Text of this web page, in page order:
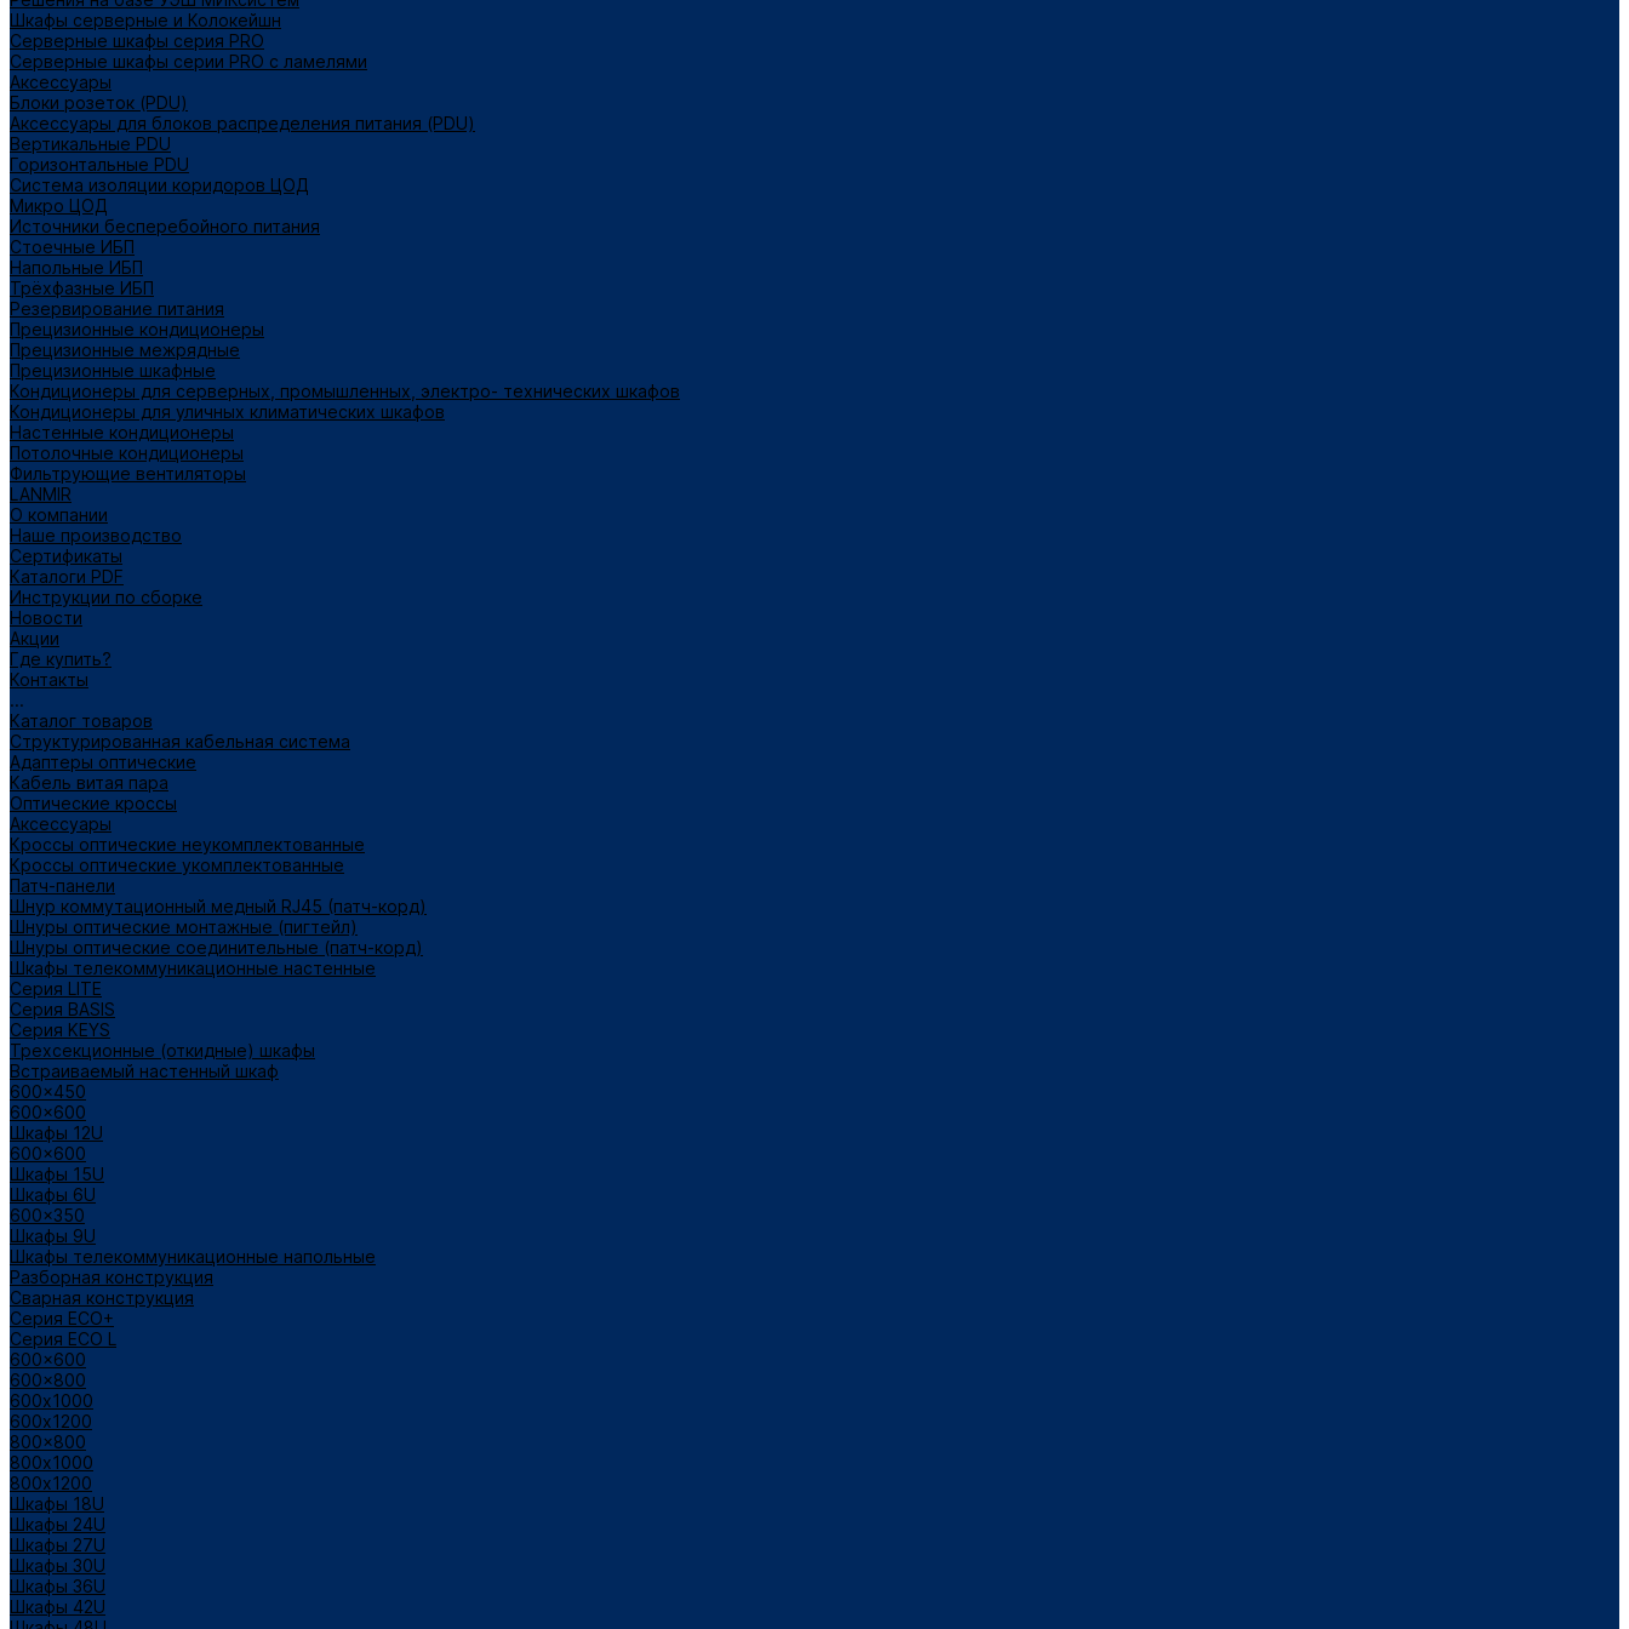
Шкафы серверные и Колокейшн
Серверные шкафы серия PRO
Серверные шкафы серии PRO с ламелями
Аксессуары
Блоки розеток (PDU)
Аксессуары для блоков распределения питания (PDU)
Вертикальные PDU
Горизонтальные PDU
Система изоляции коридоров ЦОД
Микро ЦОД
Источники бесперебойного питания
Стоечные ИБП
Напольные ИБП
Трёхфазные ИБП
Резервирование питания
Прецизионные кондиционеры
Прецизионные межрядные
Прецизионные шкафные
Кондиционеры для серверных, промышленных, электро- технических шкафов
Кондиционеры для уличных климатических шкафов
Настенные кондиционеры
Потолочные кондиционеры
Фильтрующие вентиляторы
LANMIR
О компании
Наше производство
Сертификаты
Каталоги PDF
Инструкции по сборке
Новости
Акции
Где купить?
Контакты
...
Каталог товаров
Структурированная кабельная система
Адаптеры оптические
Кабель витая пара
Оптические кроссы
Аксессуары
Кроссы оптические неукомплектованные
Кроссы оптические укомплектованные
Патч-панели
Шнур коммутационный медный RJ45 (патч-корд)
Шнуры оптические монтажные (пигтейл)
Шнуры оптические соединительные (патч-корд)
Шкафы телекоммуникационные настенные
Cерия LITE
Cерия BASIS
Cерия KEYS
Трехсекционные (откидные) шкафы
Встраиваемый настенный шкаф
600x450
600x600
Шкафы 12U
600x600
Шкафы 15U
Шкафы 6U
600x350
Шкафы 9U
Шкафы телекоммуникационные напольные
Разборная конструкция
Сварная конструкция
Серия ECO+
Серия ECO L
600x600
600x800
600х1000
600х1200
800x800
800х1000
800х1200
Шкафы 18U
Шкафы 24U
Шкафы 27U
Шкафы 30U
Шкафы 36U
Шкафы 42U